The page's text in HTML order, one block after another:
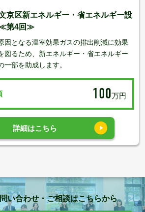
京区新エネルギー・省エネルギー設
≪第4回≫
因となる温室効果ガスの排出削減に効果
図るため、新エネルギー・省エネルギー
部を助成します。
100万円
詳細はこちら
い合わせ・ご相談はこちらから